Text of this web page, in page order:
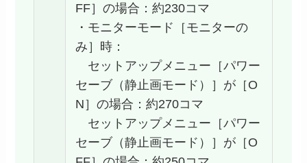
FF］の場合：約230コマ
・モニターモード［モニターの
み］時：
セットアップメニュー［パワー
セーブ（静止画モード）］が［O
N］の場合：約270コマ
セットアップメニュー［パワー
セーブ（静止画モード）］が［O